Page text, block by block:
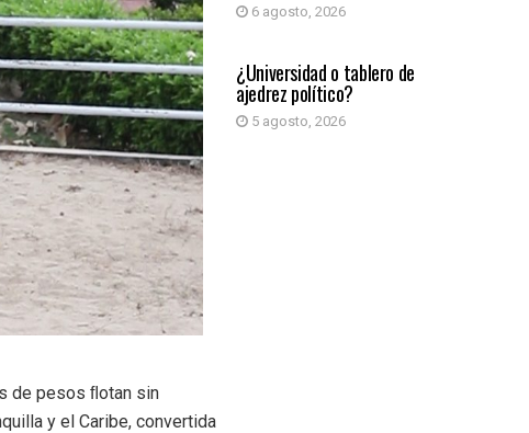
6 agosto, 2026
COLUMNA DE OPINIÓN
¿Universidad o tablero de
ajedrez político?
5 agosto, 2026
de pesos ﬂotan sin
y el Caribe, convertida